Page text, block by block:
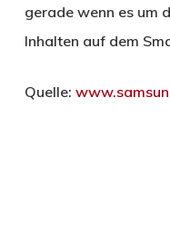
gerade wenn es um
Inhalten auf dem
Quelle: